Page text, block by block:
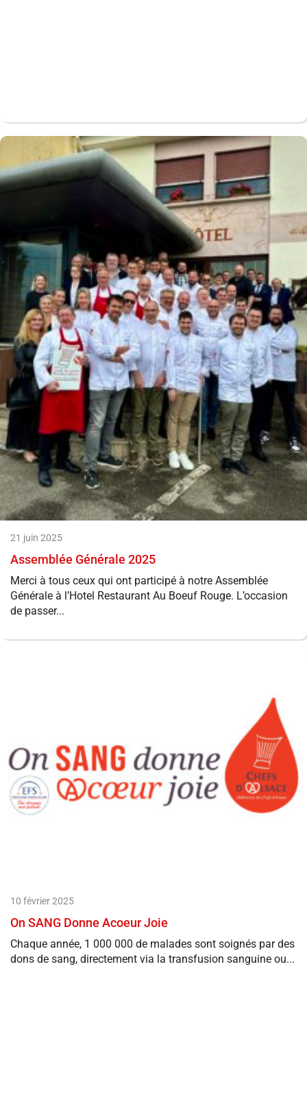
21 juin 2025
Assemblée Générale 2025
Merci à tous ceux qui ont participé à notre Assemblée
Générale à l’Hotel Restaurant Au Boeuf Rouge. L’occasion
de passer...
10 février 2025
On SANG Donne Acoeur Joie
Chaque année, 1 000 000 de malades sont soignés par des
dons de sang, directement via la transfusion sanguine ou...